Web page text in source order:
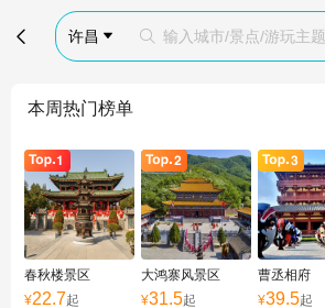
 许昌   输入城市/景点/游玩主题
本周热门榜单
春秋楼景区
¥22.7起
大鸿寨风景区
¥31.5起
曹丞相府
¥39.5起